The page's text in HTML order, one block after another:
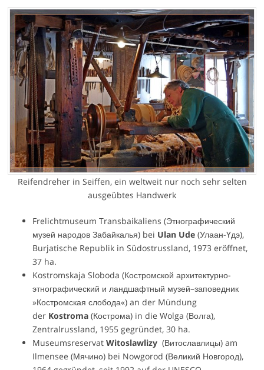
Reifendreher in Seiffen, ein weltweit nur noch sehr selten
ausgeübtes Handwerk
Frelichtmuseum Transbaikaliens (Этнографический
музей народов Забайкалья) bei Ulan Ude(Улаан-Үдэ),
Burjatische Republik in Südostrussland, 1973 eröffnet,
37 ha.
Kostromskaja Sloboda (Костромской архитектурно-
этнографический и ландшафтный музей–заповедник
»Костромская слобода«) an der Mündung
der Kostroma(Кострома) in die Wolga (Волга),
Zentralrussland, 1955 gegründet, 30 ha.
Museumsreservat Witoslawlizy(Витославлицы) am
Ilmensee (Мячино) bei Nowgorod (Великий Новгород),